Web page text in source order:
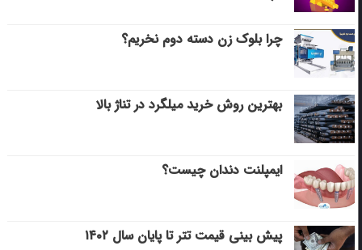
چرا بلوک زن دسته دوم نخریم؟
بهترین روش خرید میلگرد در تناژ بالا
ایمپلنت دندان چیست؟
پیش بینی قیمت تتر تا پایان سال ۱۴۰۲